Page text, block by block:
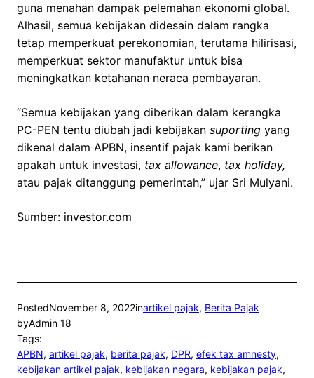
guna menahan dampak pelemahan ekonomi global.
Alhasil, semua kebijakan didesain dalam rangka
tetap memperkuat perekonomian, terutama hilirisasi,
memperkuat sektor manufaktur untuk bisa
meningkatkan ketahanan neraca pembayaran.
“Semua kebijakan yang diberikan dalam kerangka
PC-PEN tentu diubah jadi kebijakan suporting yang
dikenal dalam APBN, insentif pajak kami berikan
apakah untuk investasi, tax allowance, tax holiday,
atau pajak ditanggung pemerintah,” ujar Sri Mulyani.
Sumber: investor.com
PostedNovember 8, 2022inartikel pajak, Berita Pajak
byAdmin 18
Tags:
APBN, artikel pajak, berita pajak, DPR, efek tax amnesty
kebijakan artikel pajak, kebijakan negara, kebijakan pajak